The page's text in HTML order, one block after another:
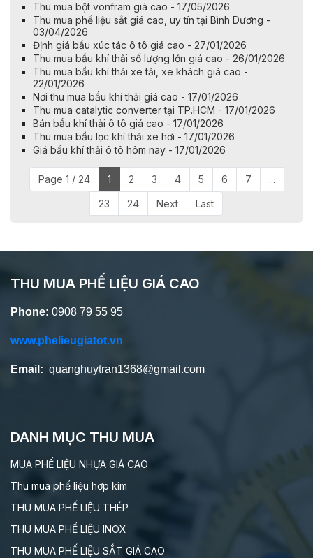
Thu mua bột vonfram giá cao - 17/05/2026
Thu mua phế liệu sắt giá cao, uy tín tại Bình Dương -
03/04/2026
Định giá bầu xúc tác ô tô giá cao - 27/01/2026
Thu mua bầu khí thải số lượng lớn giá cao - 26/01/2026
Thu mua bầu khí thải xe tải, xe khách giá cao -
22/01/2026
Nơi thu mua bầu khí thải giá cao - 17/01/2026
Thu mua catalytic converter tại TP.HCM - 17/01/2026
Bán bầu khí thải ô tô giá cao - 17/01/2026
Thu mua bầu lọc khí thải xe hơi - 17/01/2026
Giá bầu khí thải ô tô hôm nay - 17/01/2026
Page 1 / 24 1 2 3 4 5 6 7 ...
23 24 Next Last
THU MUA PHẾ LIỆU GIÁ CAO
Phone: 0908 79 55 95
www.phelieugiatot.vn
Email: quanghuytran1368@gmail.com
DANH MỤC THU MUA
MUA PHẾ LIỆU NHỰA GIÁ CAO
Thu mua phế liệu hơp kim
THU MUA PHẾ LIỆU THÉP
THU MUA PHẾ LIỆU INOX
THU MUA PHẾ LIỆU SẮT GIÁ CAO